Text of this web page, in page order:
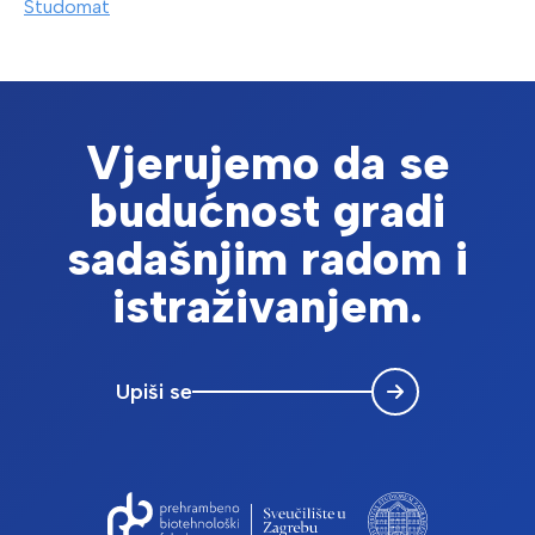
Studomat
Vjerujemo da se
budućnost gradi
sadašnjim radom i
istraživanjem.
Upiši se